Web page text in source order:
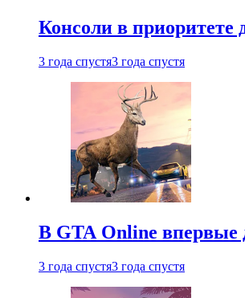
Консоли в приоритете
3 года спустя3 года спустя
В GTA Online
3 года спустя3 года спустя